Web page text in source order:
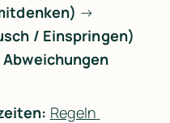
/ Einspringen)
Regeln